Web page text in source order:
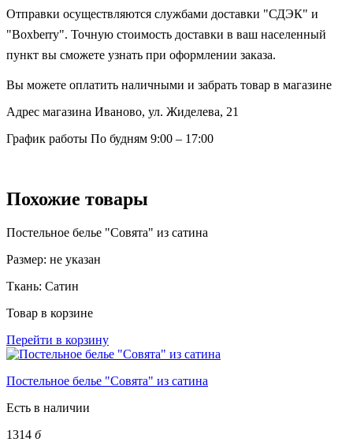
Отправки осуществляются службами доставки "СДЭК" и
"Boxberry". Точную стоимость доставки в ваш населенный
пункт вы сможете узнать при оформлении заказа.
Вы можете оплатить наличными и забрать товар в магазине
Адрес магазина Иваново, ул. Жиделева, 21
График работы По будням 9:00 – 17:00
Похожие товары
Постельное белье "Совята" из сатина
Размер: не указан
Ткань: Сатин
Товар в корзине
Перейти в корзину
Постельное белье "Совята" из сатина
Есть в наличии
1314 б